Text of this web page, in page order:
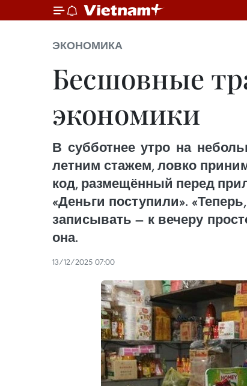
ЭКОНОМИКА
Бесшовные
экономики
В субботнее утро на
летним стажем, ловко
код, размещённый перед
«Деньги поступили».
записывать — к вечеру
она.
13/12/2025 07:00